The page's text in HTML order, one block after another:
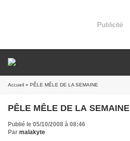
Publicité
Accueil » PÊLE MÊLE DE LA SEMAINE
PÊLE MÊLE DE LA SEMAINE
Publié le 05/10/2008 à 08:46
Par malakyte